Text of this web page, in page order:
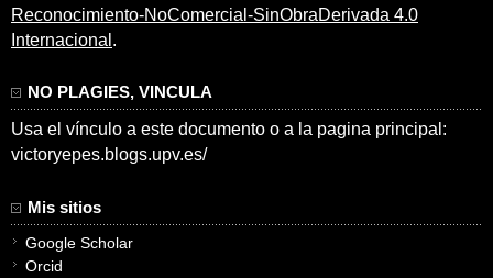
Reconocimiento-NoComercial-SinObraDerivada 4.0
Internacional .
NO PLAGIES, VINCULA
Usa el vínculo a este documento o a la pagina principal:
victoryepes.blogs.upv.es/
Mis sitios
Google Scholar
Orcid